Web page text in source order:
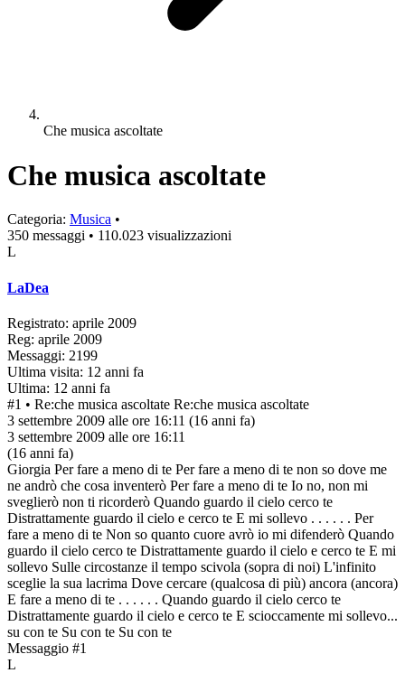
Che musica ascoltate
Che musica ascoltate
Categoria: Musica •
350 messaggi • 110.023 visualizzazioni
L
LaDea
Registrato: aprile 2009
Reg: aprile 2009
Messaggi: 2199
Ultima visita: 12 anni fa
Ultima: 12 anni fa
#1 • Re:che musica ascoltate Re:che musica ascoltate
3 settembre 2009 alle ore 16:11 (16 anni fa)
3 settembre 2009 alle ore 16:11
(16 anni fa)
Giorgia Per fare a meno di te Per fare a meno di te non so dove me
ne andrò che cosa inventerò Per fare a meno di te Io no, non mi
sveglierò non ti ricorderò Quando guardo il cielo cerco te
Distrattamente guardo il cielo e cerco te E mi sollevo . . . . . . Per
fare a meno di te Non so quanto cuore avrò io mi difenderò Quando
guardo il cielo cerco te Distrattamente guardo il cielo e cerco te E mi
sollevo Sulle circostanze il tempo scivola (sopra di noi) L'infinito
sceglie la sua lacrima Dove cercare (qualcosa di più) ancora (ancora)
E fare a meno di te . . . . . . Quando guardo il cielo cerco te
Distrattamente guardo il cielo e cerco te E scioccamente mi sollevo...
su con te Su con te Su con te
Messaggio #1
L